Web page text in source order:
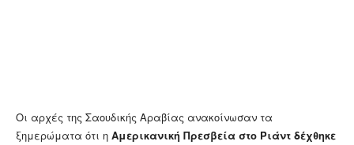
Οι αρχές της Σαουδικής Αραβίας ανακοίνωσαν τα
ξημερώματα ότι η Αμερικανική Πρεσβεία στο Ριάντ δέχθηκε